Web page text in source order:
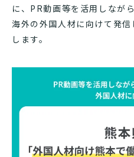
に、PR動画等を活用しなが
海外の外国人材に向けて発
します。